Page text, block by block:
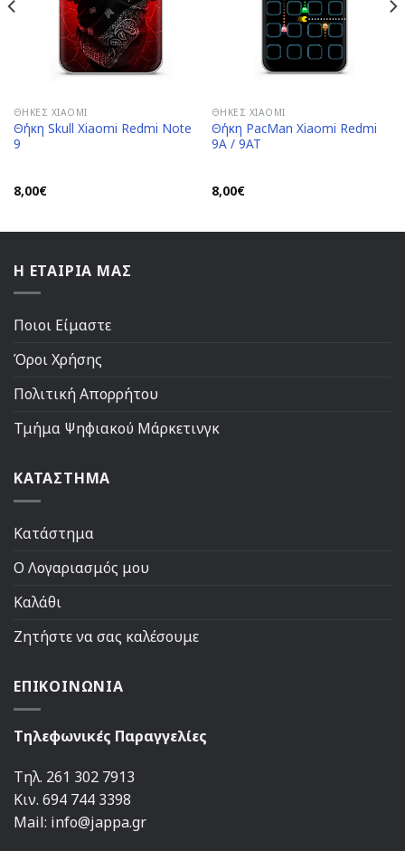
ΘΉΚΕΣ XIAOMI
Θήκη Skull Xiaomi Redmi Note
9
8,00€
ΘΉΚΕΣ XIAOMI
Θήκη PacMan Xiaomi Redmi
9A / 9AT
8,00€
Η ΕΤΑΙΡΙΑ ΜΑΣ
Ποιοι Είμαστε
Όροι Χρήσης
Πολιτική Απορρήτου
Τμήμα Ψηφιακού Μάρκετινγκ
ΚΑΤΑΣΤΗΜΑ
Κατάστημα
Ο Λογαριασμός μου
Καλάθι
Ζητήστε να σας καλέσουμε
ΕΠΙΚΟΙΝΩΝΙΑ
Τηλεφωνικές Παραγγελίες
Τηλ. 261 302 7913
Κιν. 694 744 3398
Mail: info@jappa.gr